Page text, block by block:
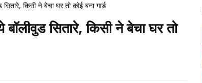
किसी ने बेचा घर तो कोई बना गार्ड
बॉलीवुड सितारे, किसी ने बेचा घर तो